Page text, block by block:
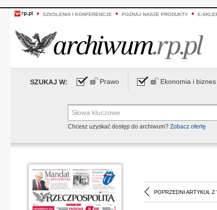
SZKOLENIA I KONFERENCJE POZNAJ NASZE PRODUKTY E-
SZUKAJ W: Prawo Ekonomia i biznes
Chcesz uzyskać dostęp do archiwum? Zobacz ofertę
POPRZEDNI ARTYKUŁ Z